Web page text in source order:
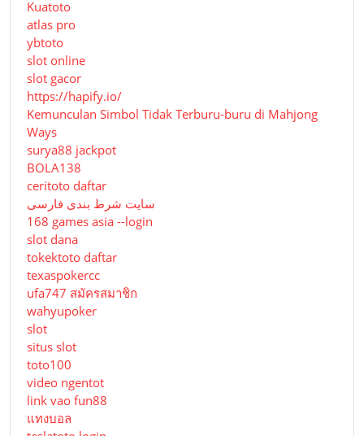
Kuatoto
atlas pro
ybtoto
slot online
slot gacor
https://hapify.io/
Kemunculan Simbol Tidak Terburu-buru di Mahjong
Ways
surya88 jackpot
BOLA138
ceritoto daftar
سایت شرط بندی فارسی
168 games asia --login
slot dana
tokektoto daftar
texaspokercc
ufa747 สมัครสมาชิก
wahyupoker
slot
situs slot
toto100
video ngentot
link vao fun88
แทงบอล